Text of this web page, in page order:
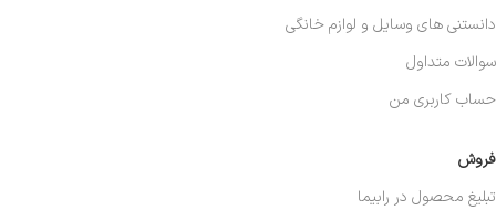
فروش
تبلیغ محصول در رابیما
دانستنی های وسایل و لوازم خانگی
سوالات متداول
حساب کاربری من